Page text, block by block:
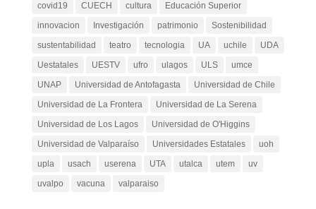
covid19
CUECH cultura
Educación Superior
innovacion
Investigación patrimonio
Sostenibilidad
sustentabilidad
teatro tecnologia UA uchile
UDA
Uestatales
UESTV ufro ulagos ULS
umce
UNAP
Universidad de Antofagasta
Universidad de Chile
Universidad de La Frontera
Universidad de La Serena
Universidad de Los Lagos
Universidad de O'Higgins
Universidad de Valparaíso
Universidades Estatales
uoh
upla
usach userena UTA utalca utem
uv
uvalpo
vacuna valparaiso